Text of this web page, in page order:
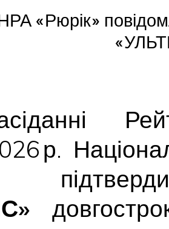
«Рюрік»
р.